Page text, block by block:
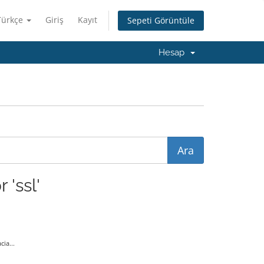
Giriş Kayıt Sepeti Görüntüle
Hesap
'ssl'